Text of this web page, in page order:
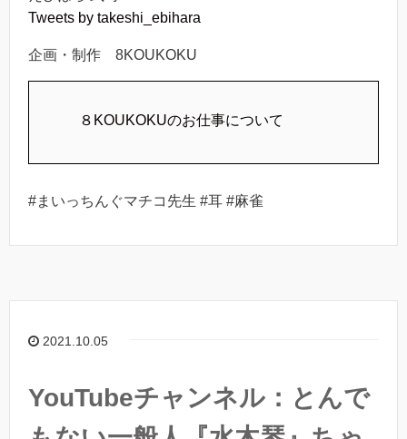
Tweets by takeshi_ebihara
企画・制作 8KOUKOKU
８KOUKOKUのお仕事について
#まいっちんぐマチコ先生 #耳 #麻雀
2021.10.05
YouTubeチャンネル：とんで